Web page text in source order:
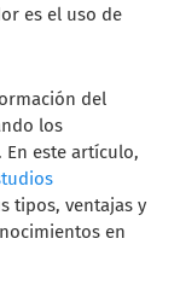
es el uso de
del
los
este artículo,
tipos, ventajas y
en